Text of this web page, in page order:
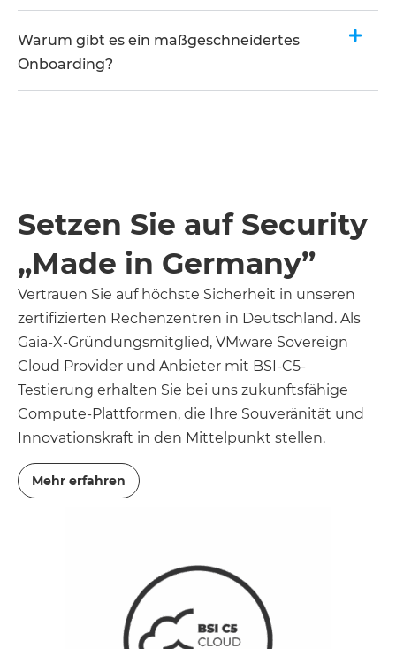
Warum gibt es ein maßgeschneidertes
Onboarding?
Setzen Sie auf Security
„Made in Germany”
Vertrauen Sie auf höchste Sicherheit in unseren
zertifizierten Rechenzentren in Deutschland. Als
Gaia-X-Gründungsmitglied, VMware Sovereign
Cloud Provider und Anbieter mit BSI-C5-
Testierung erhalten Sie bei uns zukunftsfähige
Compute-Plattformen, die Ihre Souveränität und
Innovationskraft in den Mittelpunkt stellen.
Mehr erfahren